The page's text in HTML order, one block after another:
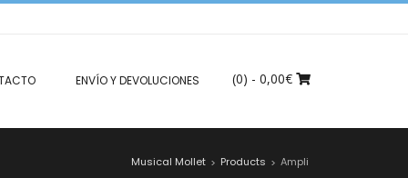
ENVÍO Y DEVOLUCIONES (0) - 0,00€
Musical Mollet > Products > Ampli